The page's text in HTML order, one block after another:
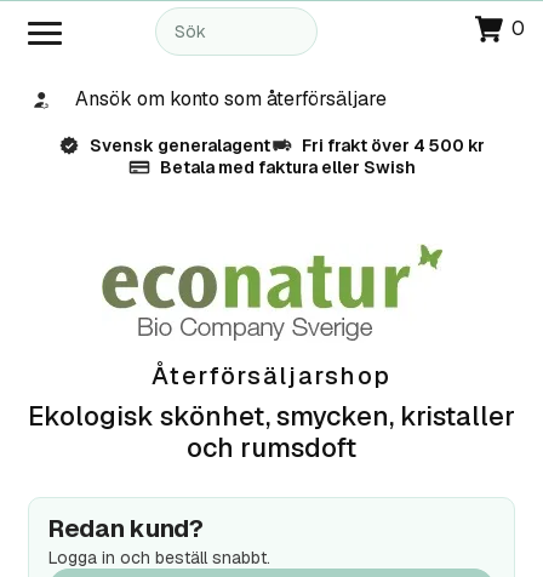
0
Ansök om konto som återförsäljare
Svensk generalagent
Fri frakt över 4 500 kr
Betala med faktura eller Swish
Återförsäljarshop
Ekologisk skönhet, smycken, kristaller
och rumsdoft
Redan kund?
Logga in och beställ snabbt.